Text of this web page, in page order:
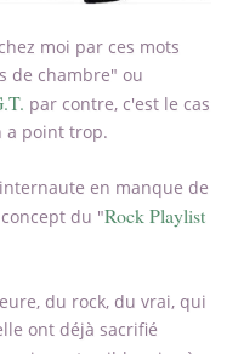
moi par ces mots
de chambre" ou
par contre, c'est le cas
a point trop.
en manque de
du "Rock Playlist
du rock, du vrai, qui
ont déjà sacrifié